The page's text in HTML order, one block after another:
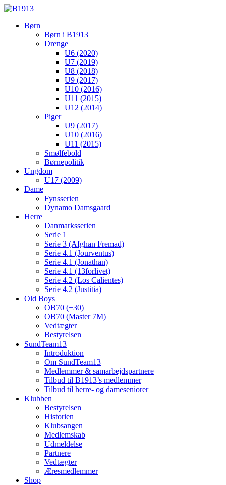
Børn
Børn i B1913
Drenge
U6 (2020)
U7 (2019)
U8 (2018)
U9 (2017)
U10 (2016)
U11 (2015)
U12 (2014)
Piger
U9 (2017)
U10 (2016)
U11 (2015)
Smølfebold
Børnepolitik
Ungdom
U17 (2009)
Dame
Fynsserien
Dynamo Damsgaard
Herre
Danmarksserien
Serie 1
Serie 3 (Afghan Fremad)
Serie 4.1 (Jourventus)
Serie 4.1 (Jonathan)
Serie 4.1 (13forlivet)
Serie 4.2 (Los Calientes)
Serie 4.2 (Justitia)
Old Boys
OB70 (+30)
OB70 (Master 7M)
Vedtægter
Bestyrelsen
SundTeam13
Introduktion
Om SundTeam13
Medlemmer & samarbejdspartnere
Tilbud til B1913’s medlemmer
Tilbud til herre- og dameseniorer
Klubben
Bestyrelsen
Historien
Klubsangen
Medlemskab
Udmeldelse
Partnere
Vedtægter
Æresmedlemmer
Shop